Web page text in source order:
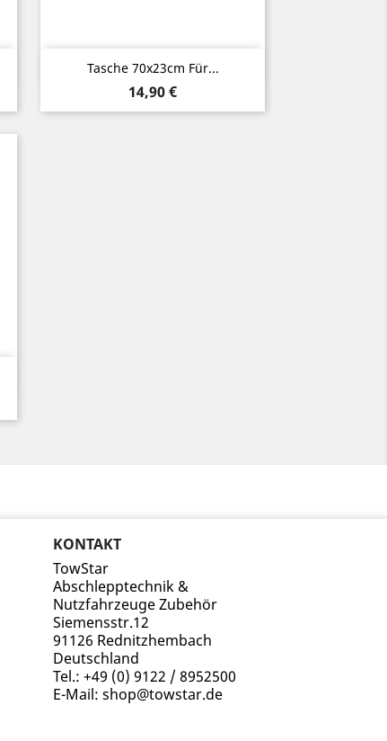
Tasche 70x23cm Für...
Preis
14,90 €
Vorschau
KONTAKT
TowStar
Abschlepptechnik &
Nutzfahrzeuge Zubehör
Siemensstr.12
91126 Rednitzhembach
Deutschland
Tel.: +49 (0) 9122 / 8952500
E-Mail: shop@towstar.de